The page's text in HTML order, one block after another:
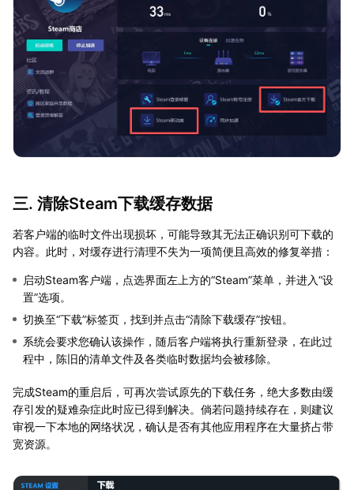
三. 清除Steam下载缓存数据
若客户端的临时文件出现损坏，可能导致其无法正确识别可下载的
内容。此时，对缓存进行清理不失为一项简便且高效的修复举措：
启动Steam客户端，点选界面左上方的“Steam”菜单，并进入“设
置”选项。
切换至“下载”标签页，找到并点击“清除下载缓存”按钮。
系统会要求您确认该操作，随后客户端将执行重新登录，在此过
程中，陈旧的清单文件及各类临时数据均会被移除。
完成Steam的重启后，可再次尝试原先的下载任务，绝大多数由缓
存引发的疑难杂症此时应已得到解决。倘若问题持续存在，则建议
审视一下本地的网络状况，确认是否有其他应用程序在大量挤占带
宽资源。